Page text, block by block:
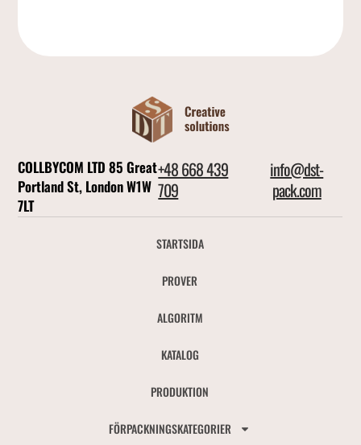
COLLBYCOM LTD 85 Great
Portland St, London W1W
7LT
+48 668 439
709
info@dst-
pack.com
STARTSIDA
PROVER
ALGORITM
KATALOG
PRODUKTION
FÖRPACKNINGSKATEGORIER